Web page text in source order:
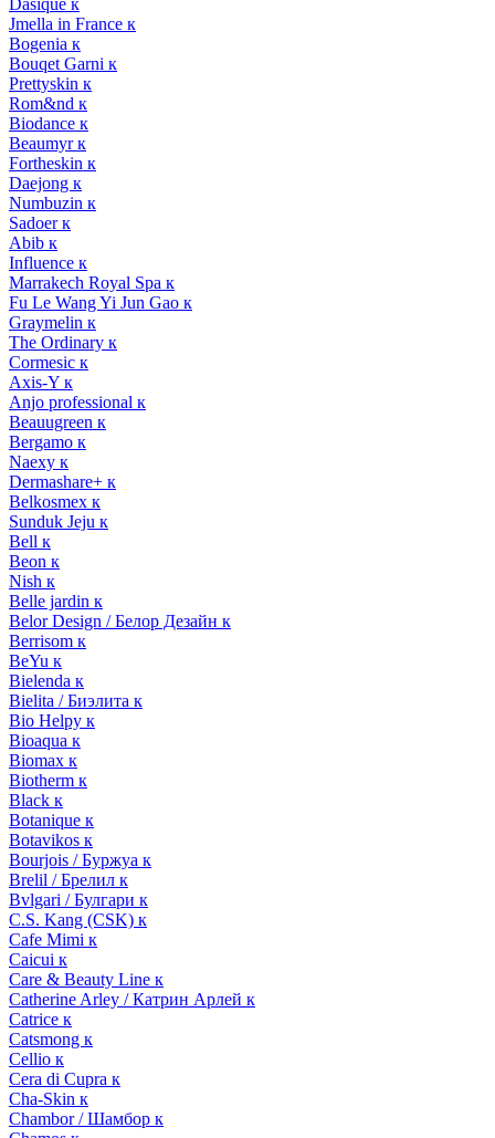
Dasique к
Jmella in France к
Bogenia к
Bouqet Garni к
Prettyskin к
Rom&nd к
Biodance к
Beaumyr к
Fortheskin к
Daejong к
Numbuzin к
Sadoer к
Abib к
Influence к
Marrakech Royal Spa к
Fu Le Wang Yi Jun Gao к
Graymelin к
The Ordinary к
Cormesic к
Axis-Y к
Anjo professional к
Beauugreen к
Bergamo к
Naexy к
Dermashare+ к
Belkosmex к
Sunduk Jeju к
Bell к
Beon к
Nish к
Belle jardin к
Belor Design / Белор Дезайн к
Berrisom к
BeYu к
Bielenda к
Bielita / Биэлита к
Bio Helpy к
Bioaqua к
Biomax к
Biotherm к
Black к
Botanique к
Botavikos к
Bourjois / Буржуа к
Brelil / Брелил к
Bvlgari / Булгари к
C.S. Kang (CSK) к
Cafe Mimi к
Caicui к
Care & Beauty Line к
Catherine Arley / Катрин Арлей к
Catrice к
Catsmong к
Cellio к
Cera di Cupra к
Cha-Skin к
Chambor / Шамбор к